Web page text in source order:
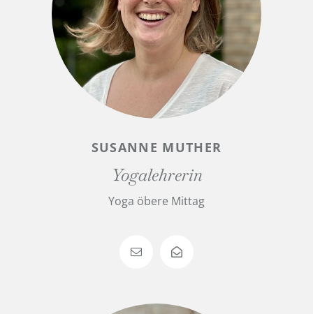
SUSANNE MUTHER
Yogalehrerin
Yoga öbere Mittag